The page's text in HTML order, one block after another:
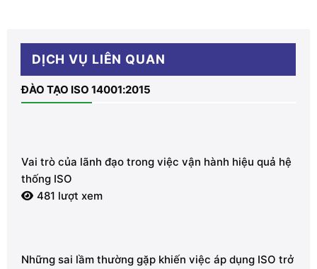
DỊCH VỤ LIÊN QUAN
ĐÀO TẠO ISO 14001:2015
Vai trò của lãnh đạo trong việc vận hành hiệu quả hệ
thống ISO
481 lượt xem
Những sai lầm thường gặp khiến việc áp dụng ISO trở